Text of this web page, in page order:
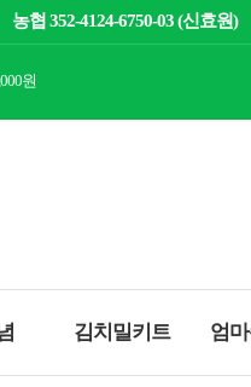
농협 352-4124-6750-03 (신효원)
원
김치밀키트 엄